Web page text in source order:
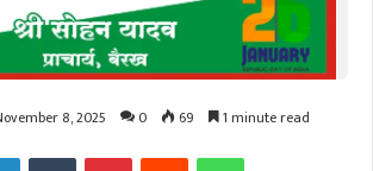
8, 2025 0 69 1 minute read
LinkedInTumblr PinterestReddit WhatsApp